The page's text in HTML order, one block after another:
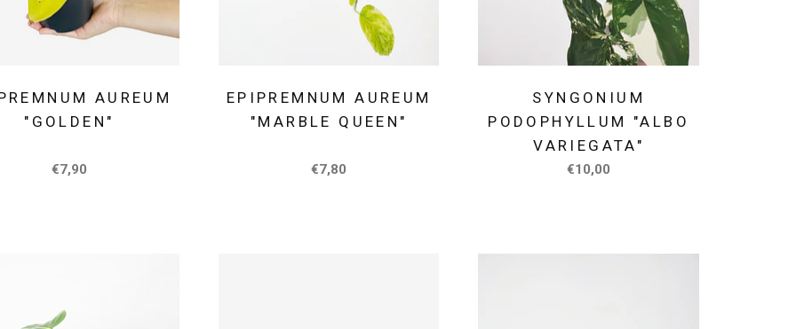
AUREUM
"GOLDEN"
€7,90
EPIPREMNUM AUREUM
"MARBLE QUEEN"
€7,80
SYNGONIUM
PODOPHYLLUM "ALBO
VARIEGATA"
€10,00